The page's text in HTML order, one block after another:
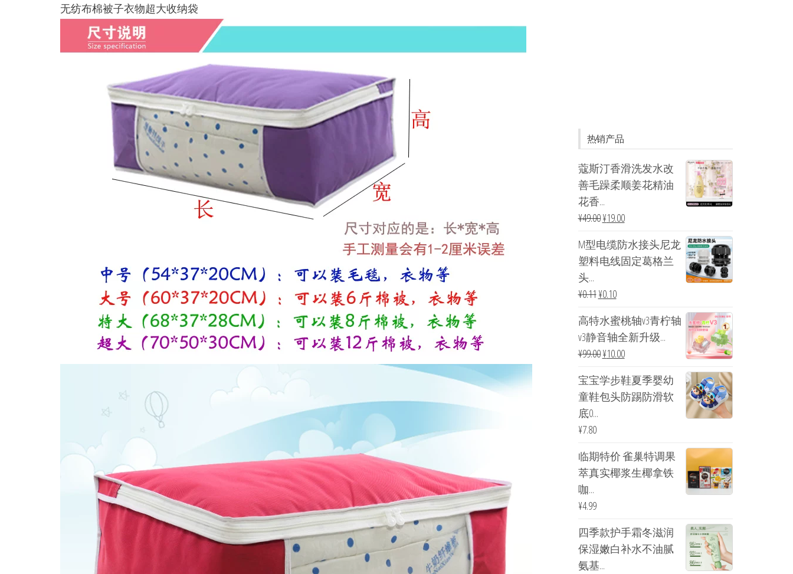
无纺布棉被子衣物超大收纳袋
热销产品
蔻斯汀香滑洗发水改
善毛躁柔顺姜花精油
花香...
¥49.00¥19.00
M型电缆防水接头尼龙
塑料电线固定葛格兰
头...
¥0.11¥0.10
高特水蜜桃轴v3青柠轴
v3静音轴全新升级...
¥99.00¥10.00
宝宝学步鞋夏季婴幼
童鞋包头防踢防滑软
底0...
¥7.80
临期特价 雀巢特调果
萃真实椰浆生椰拿铁
咖...
¥4.99
四季款护手霜冬滋润
保湿嫩白补水不油腻
氨基...